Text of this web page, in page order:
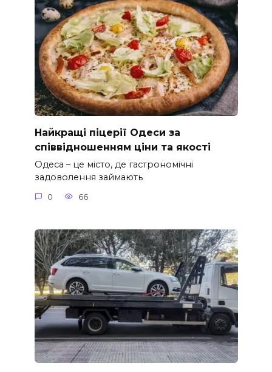
Найкращі піцерії Одеси за
співвідношенням ціни та якості
Одеса – це місто, де гастрономічні
задоволення займають
0 66